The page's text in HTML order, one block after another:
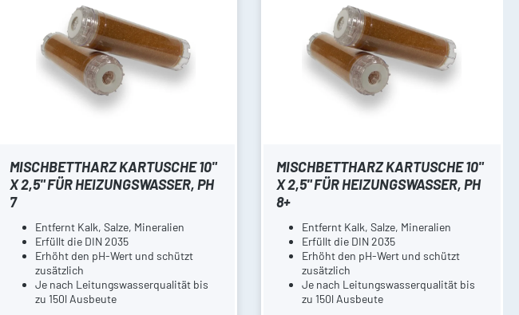
MISCHBETTHARZ KARTUSCHE 10"
X 2,5" FÜR HEIZUNGSWASSER, PH
7
Entfernt Kalk, Salze, Mineralien
Erfüllt die DIN 2035
Erhöht den pH-Wert und schützt
zusätzlich
Je nach Leitungswasserqualität bis
zu 150l Ausbeute
MISCHBETTHARZ KARTUSCHE 10"
X 2,5" FÜR HEIZUNGSWASSER, PH
8+
Entfernt Kalk, Salze, Mineralien
Erfüllt die DIN 2035
Erhöht den pH-Wert und schützt
zusätzlich
Je nach Leitungswasserqualität bis
zu 150l Ausbeute